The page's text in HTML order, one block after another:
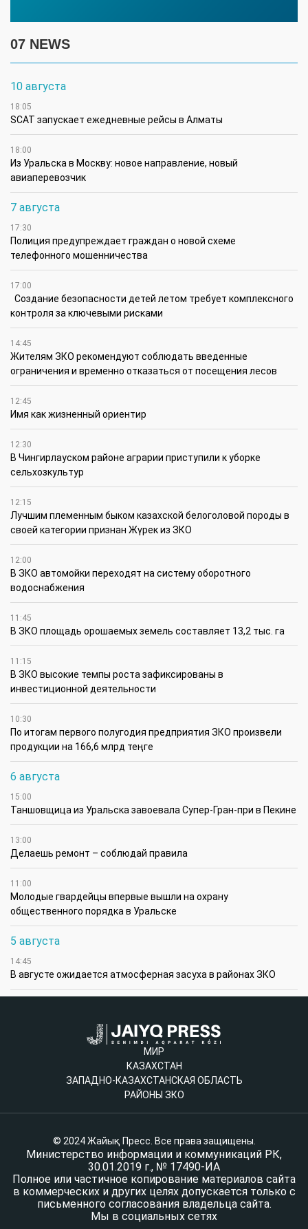
07 NEWS
10 августа
18:05
SCAT запускает ежедневные рейсы в Алматы
18:00
Из Уральска в Москву: новое направление, новый
авиаперевозчик
7 августа
17:30
Полиция предупреждает граждан о новой схеме
телефонного мошенничества
17:00
Создание безопасности детей летом требует комплексного
контроля за ключевыми рисками
14:45
Жителям ЗКО рекомендуют соблюдать введенные
ограничения и временно отказаться от посещения лесов
12:45
Имя как жизненный ориентир
12:30
В Чингирлауском районе аграрии приступили к уборке
сельхозкультур
12:15
Лучшим племенным быком казахской белоголовой породы в
своей категории признан Жүрек из ЗКО
12:00
В ЗКО автомойки переходят на систему оборотного
водоснабжения
11:45
В ЗКО площадь орошаемых земель составляет 13,2 тыс. га
11:15
В ЗКО высокие темпы роста зафиксированы в
инвестиционной деятельности
10:30
По итогам первого полугодия предприятия ЗКО произвели
продукции на 166,6 млрд теңге
6 августа
15:00
Таншовщица из Уральска завоевала Супер-Гран-при в Пекине
13:00
Делаешь ремонт – соблюдай правила
11:00
Молодые гвардейцы впервые вышли на охрану
общественного порядка в Уральске
5 августа
14:45
В августе ожидается атмосферная засуха в районах ЗКО
МИР
КАЗАХСТАН
ЗАПАДНО-КАЗАХСТАНСКАЯ ОБЛАСТЬ
РАЙОНЫ ЗКО
© 2024 Жайық Пресс. Все права защищены.
Министерство информации и коммуникаций РК,
30.01.2019 г., № 17490-ИА
Полное или частичное копирование материалов сайта
в коммерческих и других целях допускается только с
письменного согласования владельца сайта.
Мы в социальных сетях